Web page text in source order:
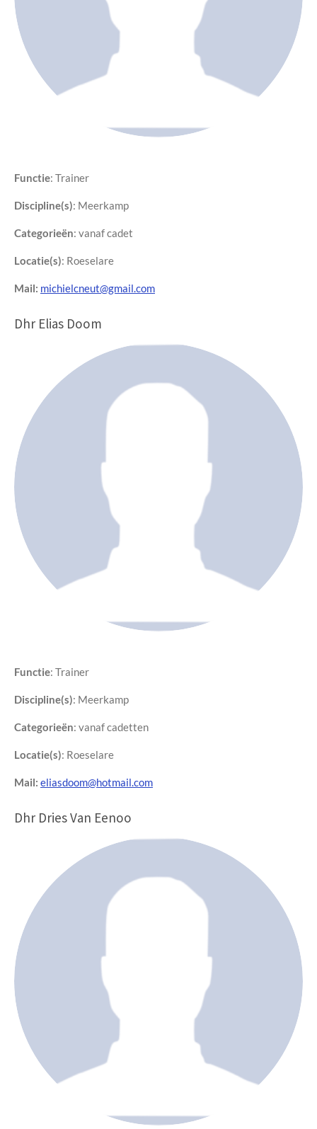
Functie: Trainer
Discipline(s): Meerkamp
Categorieën: vanaf cadet
Locatie(s): Roeselare
Mail: michielcneut@gmail.com
Dhr Elias Doom
Functie: Trainer
Discipline(s): Meerkamp
Categorieën: vanaf cadetten
Locatie(s): Roeselare
Mail: eliasdoom@hotmail.com
Dhr Dries Van Eenoo